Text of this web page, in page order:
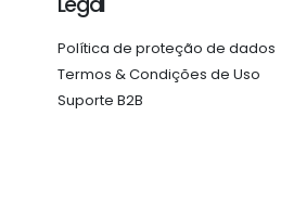
Política de proteção de dados
Termos & Condições de Uso
Suporte B2B